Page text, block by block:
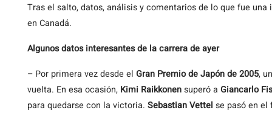
Tras el salto, datos, análisis y comentarios de lo que fue
en Canadá.
Algunos datos interesantes de la carrera de ayer
– Por primera vez desde el Gran Premio de Japón de 2005,
vuelta. En esa ocasión, Kimi Raikkonensuperó a Giancarlo
para quedarse con la victoria. Sebastian Vettel se pasó en el